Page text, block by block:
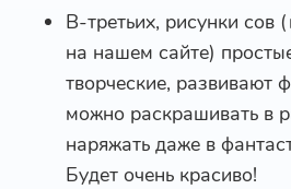
В-третьих, рисунки сов
на нашем сайте)
творческие, развивают
можно раскрашивать в
наряжать даже в
Будет очень красиво!